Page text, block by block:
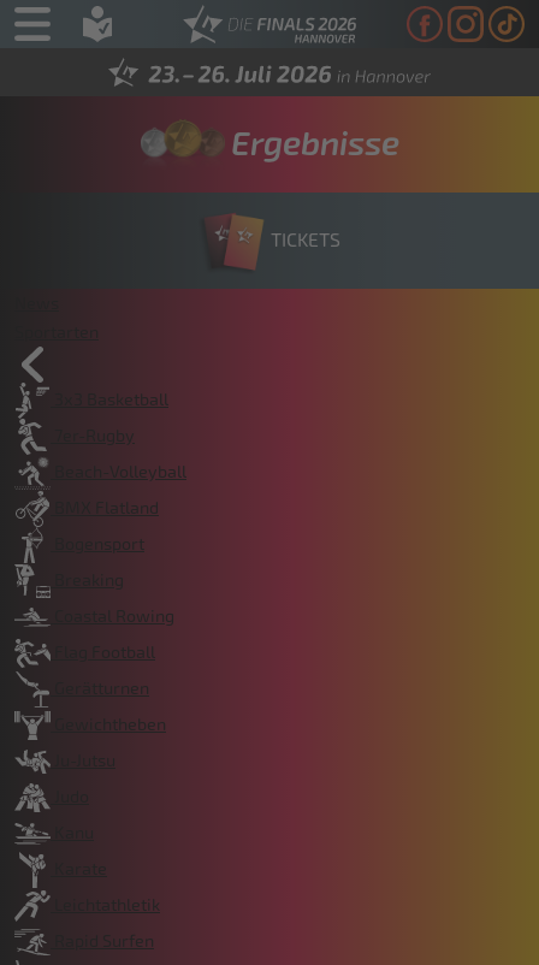
Ergebnisse
TICKETS
3x3 Basketball
7er-Rugby
Beach-Volleyball
BMX Flatland
Bogensport
Breaking
Coastal Rowing
Flag Football
Gerätturnen
Gewichtheben
Ju-Jutsu
Leichtathletik
Rapid Surfen